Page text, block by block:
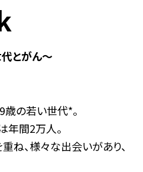
とがん～
歳の若い世代*。
年間2万人。
ね、様々な出会いがあり、